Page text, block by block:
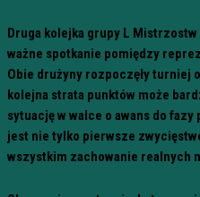
Druga kolejka grupy L
ważne spotkanie pomiędzy
Obie drużyny rozpoczęły turniej
kolejna strata punktów może
sytuację w walce o awans do
jest nie tylko pierwsze
wszystkim zachowanie realnych